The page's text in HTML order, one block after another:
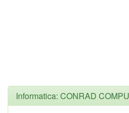
Informatica: CONRAD